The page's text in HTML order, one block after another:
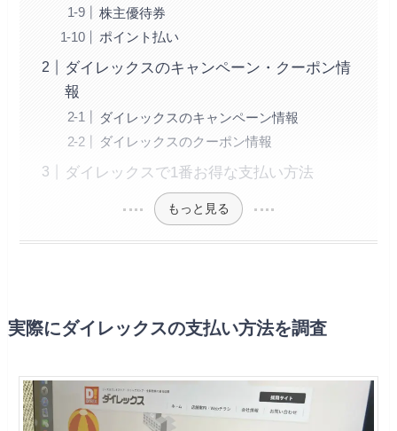
株主優待券
ポイント払い
ダイレックスのキャンペーン・クーポン情
報
ダイレックスのキャンペーン情報
ダイレックスのクーポン情報
ダイレックスで1番お得な支払い方法
もっと見る
実際にダイレックスの支払い方法を調査